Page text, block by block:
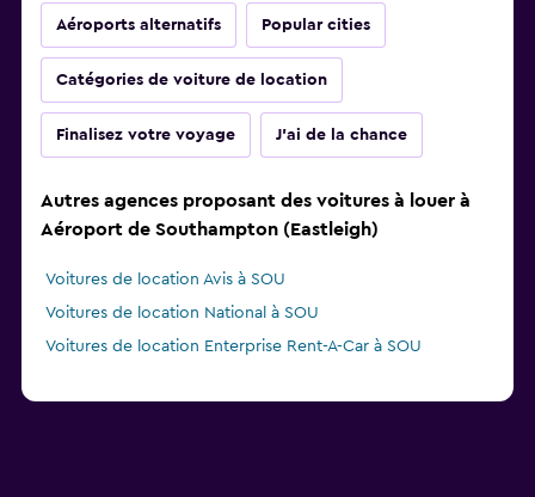
Aéroports alternatifs Popular cities
Catégories de voiture de location
Finalisez votre voyage J'ai de la chance
Autres agences proposant des voitures à louer à
Aéroport de Southampton (Eastleigh)
Voitures de location Avis à SOU
Voitures de location National à SOU
Voitures de location Enterprise Rent-A-Car à SOU